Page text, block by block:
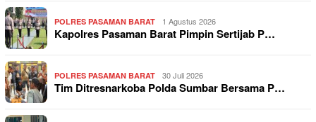
POLRES PASAMAN BARAT 1 Agustus 2026
Kapolres Pasaman Barat Pimpin Sertijab P…
POLRES PASAMAN BARAT 30 Juli 2026
Tim Ditresnarkoba Polda Sumbar Bersama P…